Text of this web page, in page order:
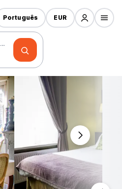
Hóspedes
Português EUR